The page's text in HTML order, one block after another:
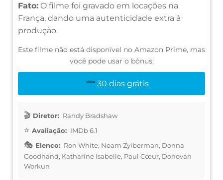
Fato: O filme foi gravado em locações na
França, dando uma autenticidade extra à
produção.
Este filme não está disponível no Amazon Prime, mas
você pode usar o bônus:
30 dias grátis
Diretor: Randy Bradshaw
Avaliação: IMDb 6.1
Elenco: Ron White, Noam Zylberman, Donna
Goodhand, Katharine Isabelle, Paul Cœur, Donovan
Workun